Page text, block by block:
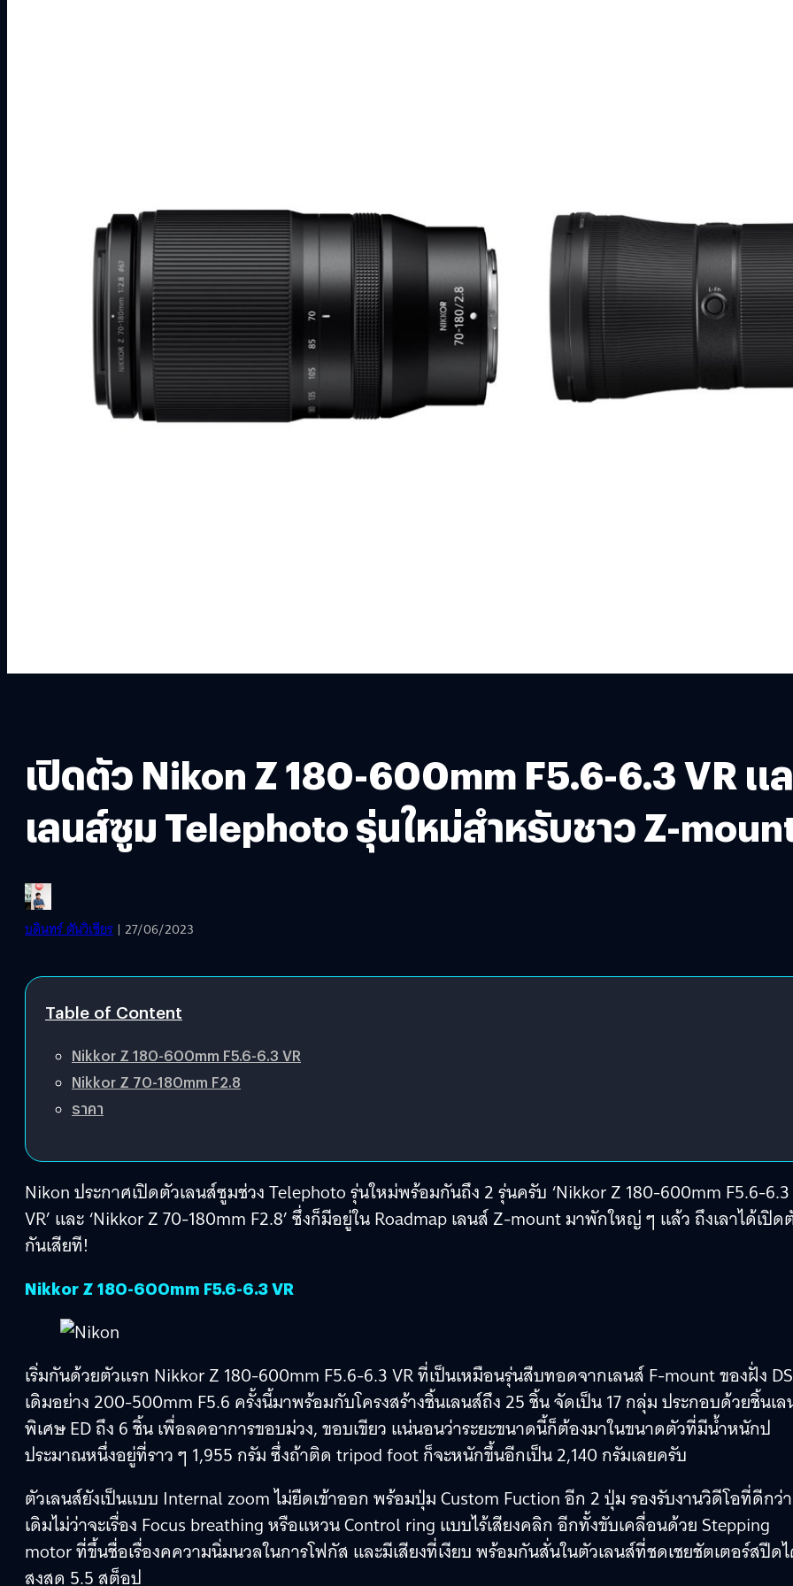
เปิดตัว Nikon Z 180-600mm F5.6-6.3 VR แ
เลนส์ซูม Telephoto รุ่นใหม่สำหรับชาว Z-
บดินทร์ ตันวิเชียร | 27/06/2023
Table of Content
Nikkor Z 180-600mm F5.6-6.3 VR
Nikkor Z 70-180mm F2.8
ราคา
Nikon ประกาศเปิดตัวเลนส์ซูมช่วง Telephoto รุ่นใหม่พร้อมกันถึง 2 รุ่นครับ ‘Nikkor Z 180-600mm F5.6-6.3
VR’ และ ‘Nikkor Z 70-180mm F2.8’ ซึ่งก็มีอยู่ใน Roadmap เลนส์ Z-mount มาพักใหญ่ ๆ แล้ว ถึงเลาได้เปิด
กันเสียที!
Nikkor Z 180-600mm F5.6-6.3 VR
เริ่มกันด้วยตัวแรก Nikkor Z 180-600mm F5.6-6.3 VR ที่เป็นเหมือนรุ่นสืบทอดจากเลนส์ F-mount ของฝั่ง
เดิมอย่าง 200-500mm F5.6 ครั้งนี้มาพร้อมกับโครงสร้างชิ้นเลนส์ถึง 25 ชิ้น จัดเป็น 17 กลุ่ม ประกอบด้วยชิ้นเ
พิเศษ ED ถึง 6 ชิ้น เพื่อลดอาการขอบม่วง, ขอบเขียว แน่นอนว่าระยะขนาดนี้ก็ต้องมาในขนาดตัวที่มีน้ำหนักป
ประมาณหนึ่งอยู่ที่ราว ๆ 1,955 กรัม ซึ่งถ้าติด tripod foot ก็จะหนักขึ้นอีกเป็น 2,140 กรัมเลยครับ
ตัวเลนส์ยังเป็นแบบ Internal zoom ไม่ยืดเข้าออก พร้อมปุ่ม Custom Fuction อีก 2 ปุ่ม รองรับงานวิดีโอที่ดีกว่า
เดิมไม่ว่าจะเรื่อง Focus breathing หรือแหวน Control ring แบบไร้เสียงคลิก อีกทั้งขับเคลื่อนด้วย Stepping
motor ที่ขึ้นชื่อเรื่องคความนิ่มนวลในการโฟกัส และมีเสียงที่เงียบ พร้อมกันสั่นในตัวเลนส์ที่ชดเชยชัตเตอร์สปีด
สูงสุด 5.5 สต็อป